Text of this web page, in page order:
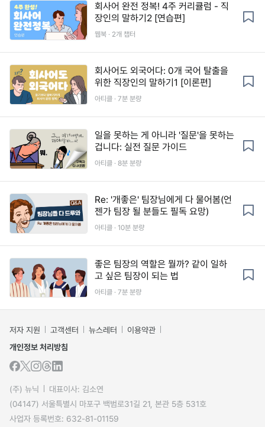
회사어 완전 정복! 4주 커리큘럼 - 직
장인의 말하기2 [연습편]
웹북 · 2개 챕터
회사어도 외국어다: 0개 국어 탈출을
위한 직장인의 말하기1 [이론편]
아티클 · 7분 분량
일을 못하는 게 아니라 '질문'을 못하는
겁니다: 실전 질문 가이드
아티클 · 8분 분량
Re: '개좋은' 팀장님에게 다 물어봄(언
젠가 팀장 될 분들도 필독 요망)
아티클 · 10분 분량
좋은 팀장의 역할은 뭘까? 같이 일하
고 싶은 팀장이 되는 법
아티클 · 7분 분량
저자 지원 고객센터 뉴스레터
이용약관
개인정보 처리방침
(주) 뉴닉
대표이사: 김소연
(04147) 서울특별시 마포구 백범로31길 21, 본관 5층 531호
사업자 등록번호: 632-81-01159